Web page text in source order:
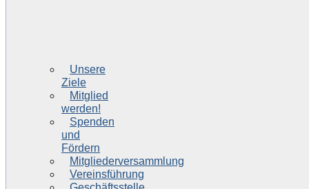
Unsere
Ziele
Mitglied
werden!
Spenden
und
Fördern
Mitgliederversammlung
Vereinsführung